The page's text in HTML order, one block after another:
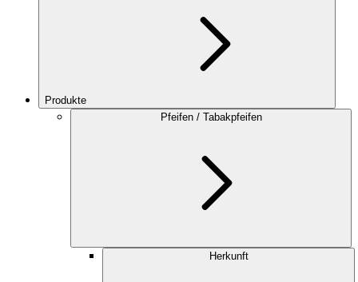
Produkte
Pfeifen / Tabakpfeifen
Herkunft